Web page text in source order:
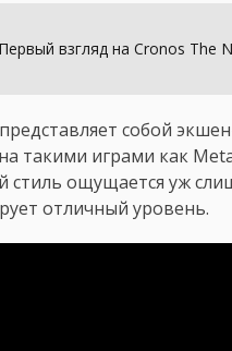
Первый взгляд на Cronos The
собой
такими играми как
стиль ощущается уж
отличный уровень.